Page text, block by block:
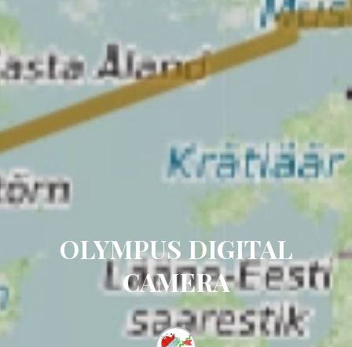
OLYMPUS DIGITAL
CAMERA